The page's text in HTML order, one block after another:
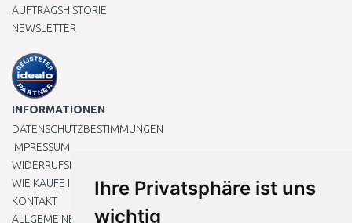
Ihre Privatsphäre ist uns
wichtig
AUFTRAGSHISTORIE
NEWSLETTER
INFORMATIONEN
DATENSCHUTZBESTIMMUNGEN
IMPRESSUM
WIDERRUFSRECHT
WIE KAUFE ICH EIN?
KONTAKT
ALLGEMEINEN GESCHÄFTSBEDINGUNGEN